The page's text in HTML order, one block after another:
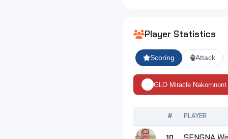
Player Statistics
Scoring Attack
GLO Miracle Nakornnont
# PLAYER